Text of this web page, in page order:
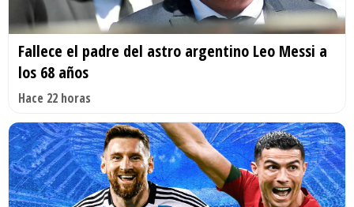
Fallece el padre del astro argentino Leo Messi a
los 68 años
Hace 22 horas